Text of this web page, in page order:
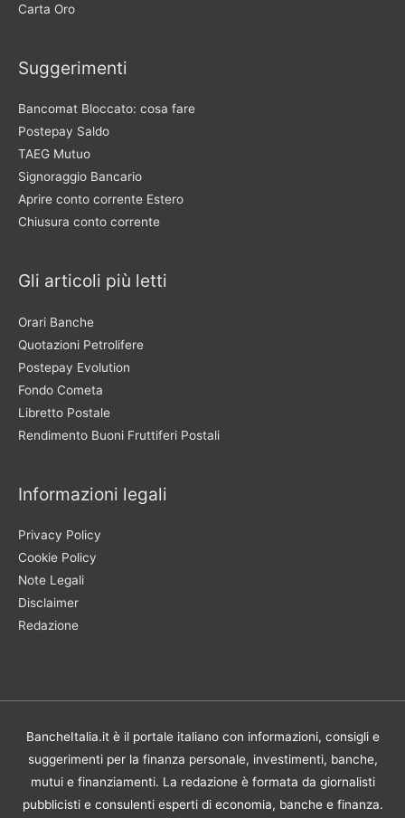
Carta Oro
Suggerimenti
Bancomat Bloccato: cosa fare
Postepay Saldo
TAEG Mutuo
Signoraggio Bancario
Aprire conto corrente Estero
Chiusura conto corrente
Gli articoli più letti
Orari Banche
Quotazioni Petrolifere
Postepay Evolution
Fondo Cometa
Libretto Postale
Rendimento Buoni Fruttiferi Postali
Informazioni legali
Privacy Policy
Cookie Policy
Note Legali
Disclaimer
Redazione
BancheItalia.it è il portale italiano con informazioni, consigli e
suggerimenti per la finanza personale, investimenti, banche,
mutui e finanziamenti. La redazione è formata da giornalisti
pubblicisti e consulenti esperti di economia, banche e finanza.